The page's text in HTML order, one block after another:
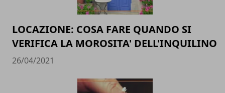
LOCAZIONE: COSA FARE QUANDO SI
VERIFICA LA MOROSITA' DELL'INQUILINO
26/04/2021